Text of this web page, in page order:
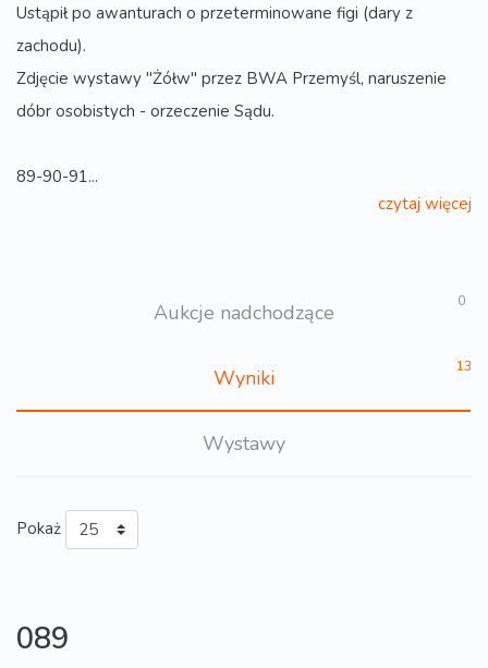
Ustąpił po awanturach o przeterminowane figi (dary z
zachodu).
Zdjęcie wystawy "Żółw" przez BWA Przemyśl, naruszenie
dóbr osobistych - orzeczenie Sądu.
89-90-91...
czytaj więcej
Aukcje nadchodzące 0
Wyniki 13
Wystawy
Pokaż
089